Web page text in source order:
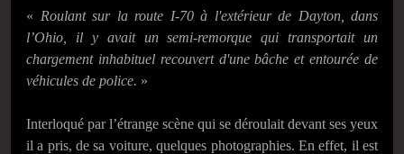
« Roulant sur la route I-70 à l'extérieur de Dayton, dans
l’Ohio, il y avait un semi-remorque qui transportait un
chargement inhabituel recouvert d'une bâche et entourée de
véhicules de police. »
Interloqué par l’étrange scène qui se déroulait devant ses yeux
il a pris, de sa voiture, quelques photographies. En effet, il est